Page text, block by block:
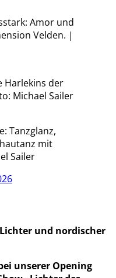
Amor und
Velden. |
Harlekins der
Michael Sailer
Tanzglanz,
mit
Sailer
und nordischer
unserer Opening